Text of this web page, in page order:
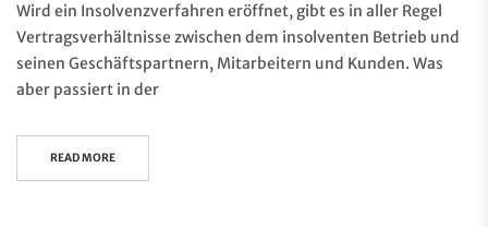
Wird ein Insolvenzverfahren eröffnet, gibt es in aller Regel
Vertragsverhältnisse zwischen dem insolventen Betrieb und
seinen Geschäftspartnern, Mitarbeitern und Kunden. Was
aber passiert in der
READ MORE